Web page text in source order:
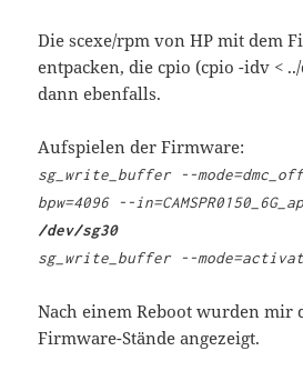
Die scexe/rpm von HP mit dem
entpacken, die cpio (cpio -idv <
dann ebenfalls.
Aufspielen der Firmware:
sg_write_buffer --
bpw=4096 --
/dev/sg30
sg_write_buffer --
Nach einem Reboot wurden mir
Firmware-Stände angezeigt.